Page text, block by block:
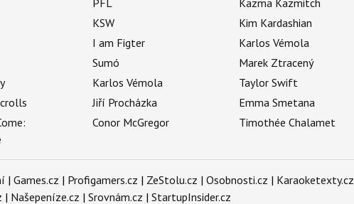
PFL
KSW
I am Figter
Sumó
Karlos Vémola
Jiří Procházka
Conor McGregor
Kazma Kazmitch
Kim Kardashian
Karlos Vémola
Marek Ztracený
Taylor Swift
Emma Smetana
Timothée Chalamet
| Games.cz | Profigamers.cz | ZeStolu.cz | Osobnosti.cz | Karaoketexty.cz
| Našepeníze.cz | Srovnám.cz | StartupInsider.cz